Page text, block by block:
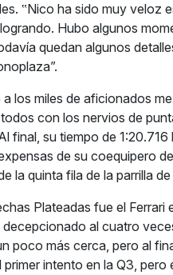
‟Nico ha sido muy veloz
Hubo algunos
quedan algunos
los miles de aficionados
con los nervios de
final, su tiempo de
de su coequipero
la quinta fila de la parrilla de
Plateadas fue el
al cuatro
poco más cerca, pero al
intento en la Q3, pero